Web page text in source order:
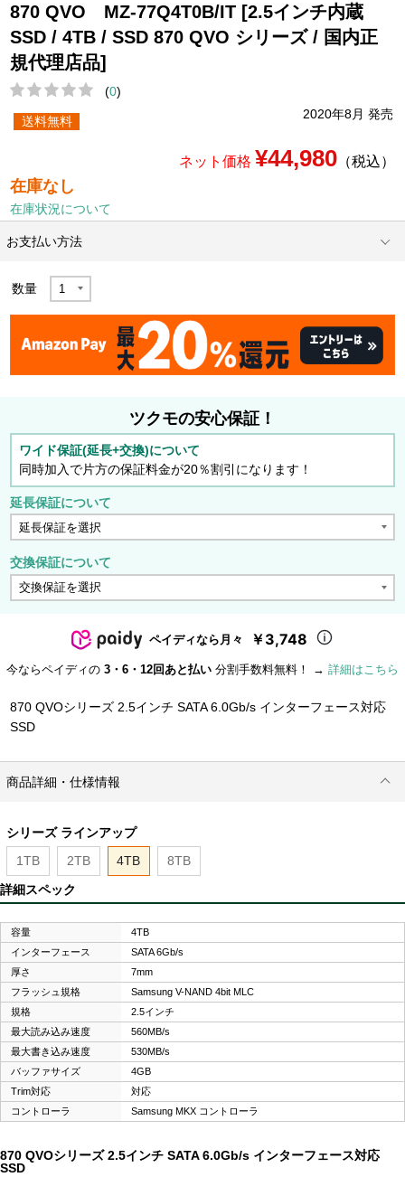
870 QVO MZ-77Q4T0B/IT [2.5インチ内蔵
SSD / 4TB / SSD 870 QVO シリーズ / 国内正
規代理店品]
(0)
2020年8月 発売
送料無料
ネット価格 ¥44,980（税込）
在庫なし
在庫状況について
お支払い方法
数量
ツクモの安心保証！
ワイド保証(延長+交換)について
同時加入で片方の保証料金が20％割引になります！
延長保証について
交換保証について
ペイディなら月々 ￥3,748
今ならペイディの 3・6・12回あと払い 分割手数料無料！ → 詳細はこちら
870 QVOシリーズ 2.5インチ SATA 6.0Gb/s インターフェース対応
SSD
商品詳細・仕様情報
シリーズ ラインアップ
1TB
2TB 4TB
8TB
詳細スペック
容量
4TB
インターフェース
SATA 6Gb/s
厚さ
7mm
フラッシュ規格
Samsung V-NAND 4bit MLC
規格
2.5インチ
最大読み込み速度
560MB/s
最大書き込み速度
530MB/s
バッファサイズ
4GB
Trim対応
対応
コントローラ
Samsung MKX コントローラ
870 QVOシリーズ 2.5インチ SATA 6.0Gb/s インターフェース対応
SSD